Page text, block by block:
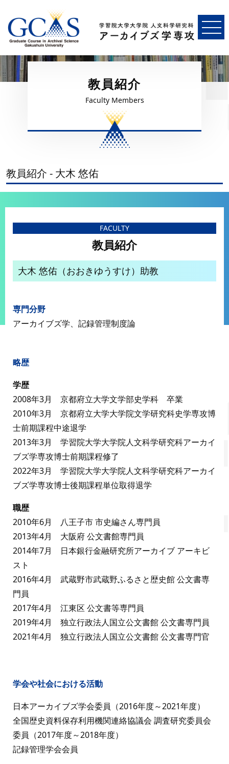
教員紹介 - 大木 悠佑
FACULTY
教員紹介
大木 悠佑（おおきゆうすけ）助教
専門分野
アーカイブズ学、記録管理制度論
略歴
学歴
2008年3月 京都府立大学文学部史学科 卒業
2010年3月 京都府立大学大学院文学研究科史学専攻博
士前期課程中途退学
2013年3月 学習院大学大学院人文科学研究科アーカイ
ブズ学専攻博士前期課程修了
2022年3月 学習院大学大学院人文科学研究科アーカイ
ブズ学専攻博士後期課程単位取得退学
職歴
2010年6月 八王子市 市史編さん専門員
2013年4月 大阪府 公文書館専門員
2014年7月 日本銀行金融研究所アーカイブ アーキビ
スト
2016年4月 武蔵野市武蔵野ふるさと歴史館 公文書専
門員
2017年4月 江東区 公文書等専門員
2019年4月 独立行政法人国立公文書館 公文書専門員
2021年4月 独立行政法人国立公文書館 公文書専門官
学会や社会における活動
日本アーカイブズ学会委員（2016年度～2021年度）
全国歴史資料保存利用機関連絡協議会 調査研究委員会
委員（2017年度～2018年度）
記録管理学会会員
教員紹介
Faculty Members